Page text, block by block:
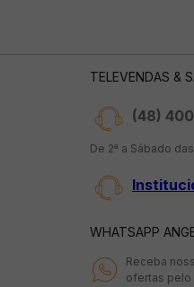
TELEVENDAS &
(48)
De 2ª a Sábado
WHATSAPP
Receba
ofertas pelo